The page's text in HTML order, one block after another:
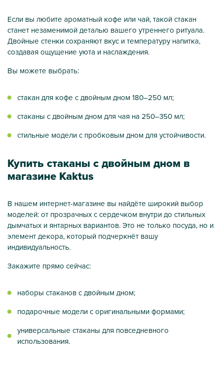
Если вы любите ароматный кофе или чай, такой стакан
станет незаменимой деталью вашего утреннего ритуала.
Двойные стенки сохраняют вкус и температуру напитка,
создавая ощущение уюта и наслаждения.
Вы можете выбрать:
стакан для кофе с двойным дном 180–250 мл;
стаканы с двойным дном для чая на 250–350 мл;
стильные модели с пробковым дном для устойчивости.
Купить стаканы с двойным дном в
магазине Kaktus
В нашем интернет-магазине вы найдёте широкий выбор
моделей: от прозрачных с сердечком внутри до стильных
дымчатых и янтарных вариантов. Это не только посуда, но и
элемент декора, который подчеркнёт вашу
индивидуальность.
Закажите прямо сейчас:
наборы стаканов с двойным дном;
подарочные модели с оригинальными формами;
универсальные стаканы для повседневного
использования.